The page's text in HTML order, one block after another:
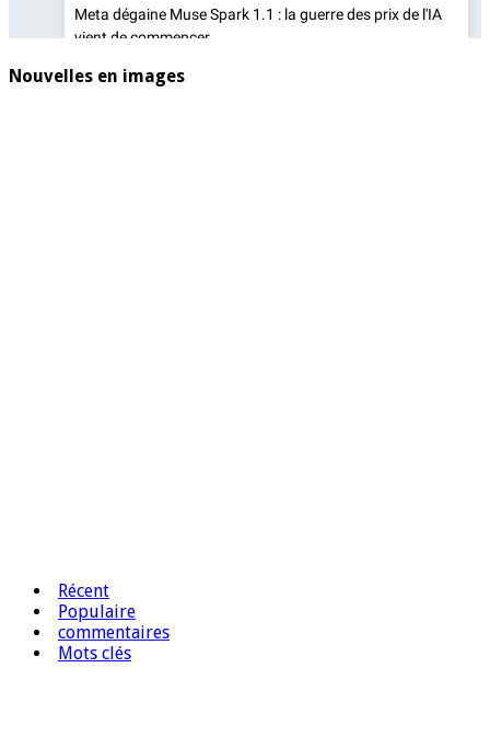
Nouvelles en images
Récent
Populaire
commentaires
Mots clés